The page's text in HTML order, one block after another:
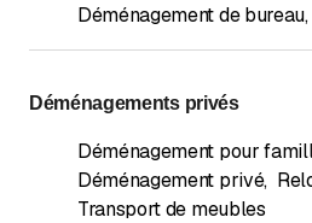
Déménagement de bureau,
Déménagements privés
Déménagement pour
Déménagement privé,
Transport de meubles